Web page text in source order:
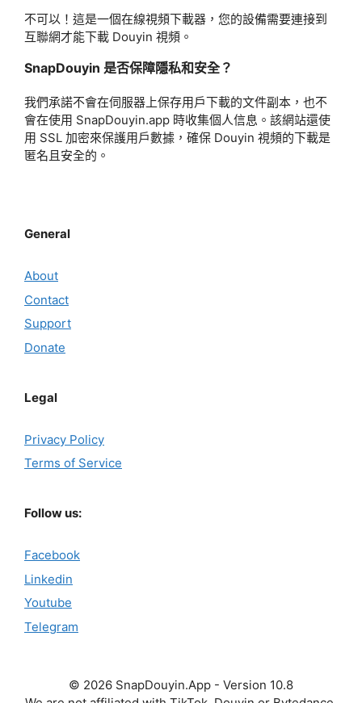
不可以！這是一個在線視頻下載器，您的設備需要連接到
互聯網才能下載 Douyin 視頻。
SnapDouyin 是否保障隱私和安全？
我們承諾不會在伺服器上保存用戶下載的文件副本，也不
會在使用 SnapDouyin.app 時收集個人信息。該網站還使
用 SSL 加密來保護用戶數據，確保 Douyin 視頻的下載是
匿名且安全的。
General
About
Contact
Support
Donate
Legal
Privacy Policy
Terms of Service
Follow us:
Facebook
Linkedin
Youtube
Telegram
© 2026 SnapDouyin.App - Version 10.8